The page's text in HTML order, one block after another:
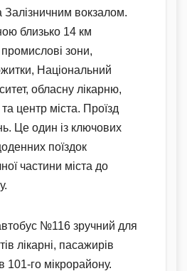
вокзалом.
близько 14 км
зони,
Національний
обласну лікарню,
центр міста. Проїзд
Це один із ключових
поїздок
частини міста до
№116 зручний для
лікарні, пасажирів
101-го мікрорайону.